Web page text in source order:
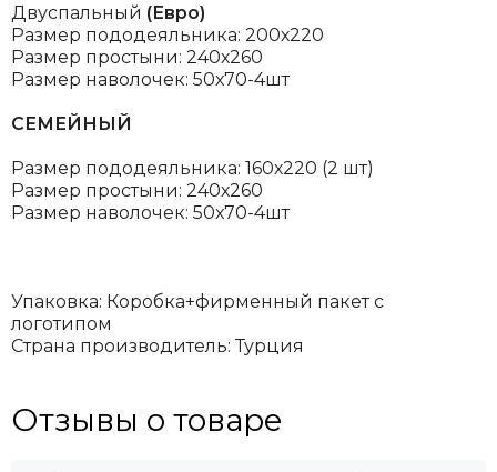
Двуспальный (Евро)
Размер пододеяльника: 200х220
Размер простыни: 240х260
Размер наволочек: 50х70-4шт
СЕМЕЙНЫЙ
Размер пододеяльника: 160х220 (2 шт)
Размер простыни: 240х260
Размер наволочек: 50х70-4шт
Упаковка: Коробка+фирменный пакет с
логотипом
Страна производитель: Турция
Отзывы о товаре